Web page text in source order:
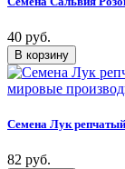
40 руб.
Семена Лук
82 руб.